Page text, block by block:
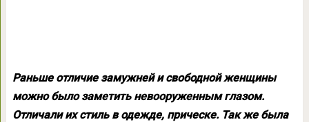
Раньше отличие замужней и свободной женщины
можно было заметить невооруженным глазом.
Отличали их стиль в одежде, прическе. Так же была